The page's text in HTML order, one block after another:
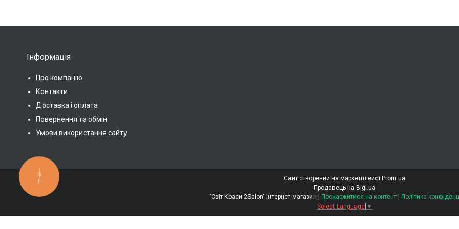
Інформація
Про компанію
Контакти
Доставка і оплата
Повернення та обмін
Умови використання сайту
Сайт створений на маркетплейсі Prom.ua
Продавець на Bigl.ua
Поскаржитися на контент
Політика
Select Language ▼
КНОПКА
ЗВ'ЯЗКУ